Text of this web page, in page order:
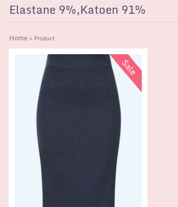
Elastane 9%,Katoen 91%
Home > Product